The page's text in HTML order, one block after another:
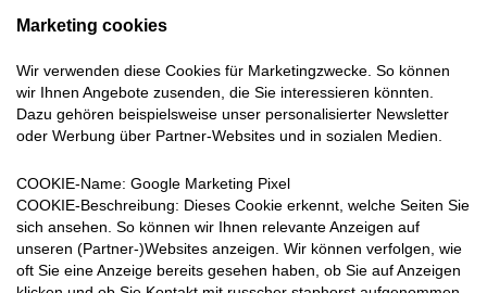
Marketing cookies
Wir verwenden diese Cookies für Marketingzwecke. So können
wir Ihnen Angebote zusenden, die Sie interessieren könnten.
Dazu gehören beispielsweise unser personalisierter Newsletter
oder Werbung über Partner-Websites und in sozialen Medien.
COOKIE-Name: Google Marketing Pixel
COOKIE-Beschreibung: Dieses Cookie erkennt, welche Seiten Sie
sich ansehen. So können wir Ihnen relevante Anzeigen auf
unseren (Partner-)Websites anzeigen. Wir können verfolgen, wie
oft Sie eine Anzeige bereits gesehen haben, ob Sie auf Anzeigen